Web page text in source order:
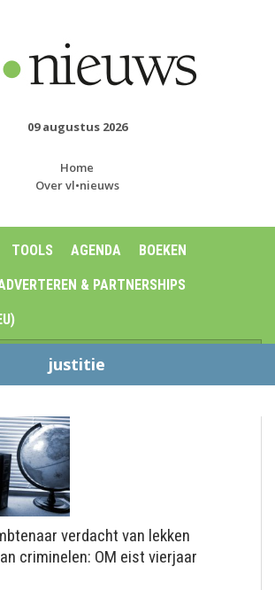
09 augustus 2026
Home
Over vl•nieuws
TOOLS AGENDA BOEKEN
& PARTNERSHIPS
justitie
verdacht van lekken
criminelen: OM eist vierjaar